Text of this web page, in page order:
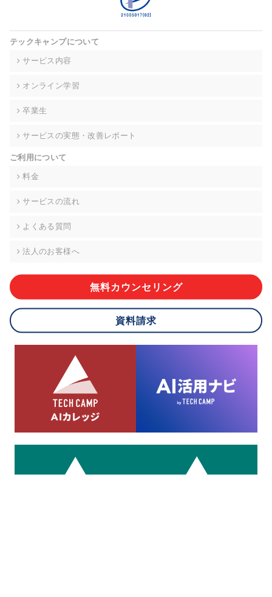
当社は事業運営上、前項利用目的の範囲に限って個人情報を外
高い委託先を選定し、個人情報の適正管理・機密保持について
個人情報の開示等(利用目的の通知、開示、内容の訂正・追加・
て、下記の当社問合わせ窓口に申し出ることができます。その
的な期間内に対応いたします。ただし、申請が本人確認が不可
により、ご希望に添えない場合があります。 なお、アクセスロ
グなどの個人情報以外の情報については、原則として開示等は
株式会社div 個人情報問合せ窓口
メールアドレス:privacy_policy@di-v.co.jp
ご本人様が当社に個人情報を提供されるかどうかは任意による
応ができない場合があります。
8.cookieにより取得・分析した情報とその利用について
当社は第三者が運営するデータ・マネジメント・プラットフォ
ームからcookieにより収集されたウェブの閲覧機歴及びその分
析結果を取得し、これをお客様の個人データと結びつけた上
で、広告配信等の目的で利用いたします。
テックキャンプについて
サービス内容
オンライン学習
卒業生
サービスの実態・改善レポート
ご利用について
料金
サービスの流れ
よくある質問
法人のお客様へ
無料カウンセリング
資料請求